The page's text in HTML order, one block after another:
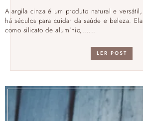
A argila cinza é um produto natural e
há séculos para cuidar da saúde e beleza.
como silicato de alumínio,......
LER POST